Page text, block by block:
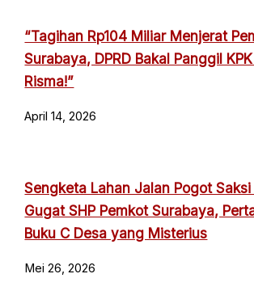
“Tagihan Rp104 Miliar Menjerat
Surabaya, DPRD Bakal Panggil
Risma!”
April 14, 2026
Sengketa Lahan Jalan Pogot
Gugat SHP Pemkot Surabaya,
Buku C Desa yang Misterius
Mei 26, 2026